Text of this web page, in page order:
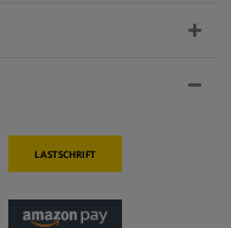
Lastschrift